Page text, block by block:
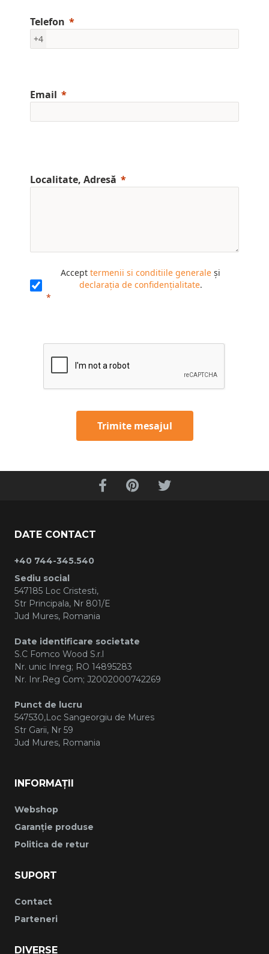
Telefon
+4
Email
Localitate, Adresă
Accept termenii si conditiile generale și
declarația de confidențialitate.
Trimite mesajul
DATE CONTACT
+40 744-345.540
Sediu social
547185 Loc Cristesti,
Str Principala, Nr 801/E
Jud Mures, Romania
Date identificare societate
S.C Fomco Wood S.r.l
Nr. unic Inreg; RO 14895283
Nr. Inr.Reg Com; J2002000742269
Punct de lucru
547530,Loc Sangeorgiu de Mures
Str Garii, Nr 59
Jud Mures, Romania
INFORMAȚII
Webshop
Garanție produse
Politica de retur
SUPORT
Contact
Parteneri
DIVERSE